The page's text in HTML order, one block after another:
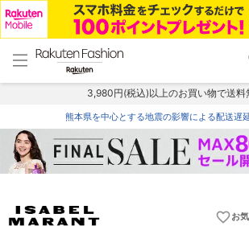
menu home
トップ
3,980円(税込)以上のお買い物で送料
熊本県を中心とする地震の影響による配送遅
favorite_borderお